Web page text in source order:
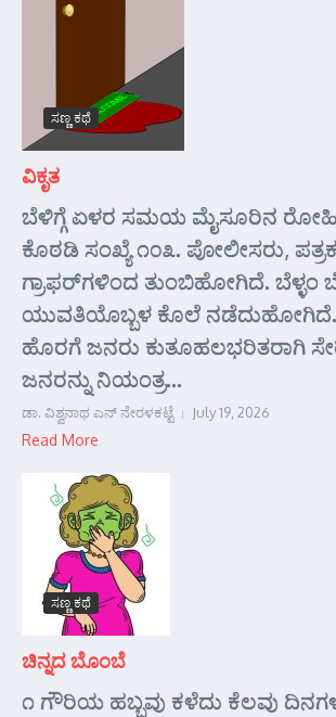
ಸಣ್ಣ ಕಥೆ
ವಿಕೃತ
ಬೆಳಿಗ್ಗೆ ಏಳರ ಸಮಯ ಮೈಸೂರಿನ
ಕೊಠಡಿ ಸಂಖ್ಯೆ ೧೦೩. ಪೋಲೀಸರು,
ಗ್ರಾಫರ್‌ಗಳಿಂದ ತುಂಬಿಹೋಗಿದೆ. ಬೆಳ್ಳಂ
ಯುವತಿಯೊಬ್ಬಳ ಕೊಲೆ ನಡೆದುಹೋಗಿದೆ.
ಹೊರಗೆ ಜನರು ಕುತೂಹಲಭರಿತರಾಗಿ
ಜನರನ್ನು ನಿಯಂತ್ರ...
ಡಾ. ವಿಶ್ವನಾಥ ಎನ್ ನೇರಳಕಟ್ಟೆ July 19, 2026
Read More
ಸಣ್ಣ ಕಥೆ
ಚಿನ್ನದ ಬೊಂಬೆ
೧ ಗೌರಿಯ ಹಬ್ಬವು ಕಳೆದು ಕೆಲವು